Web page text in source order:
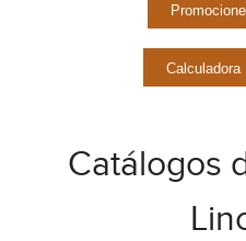
Catálogos